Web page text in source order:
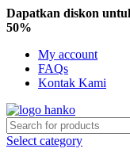
Dapatkan diskon
50%
My account
FAQs
Kontak Kami
Select category